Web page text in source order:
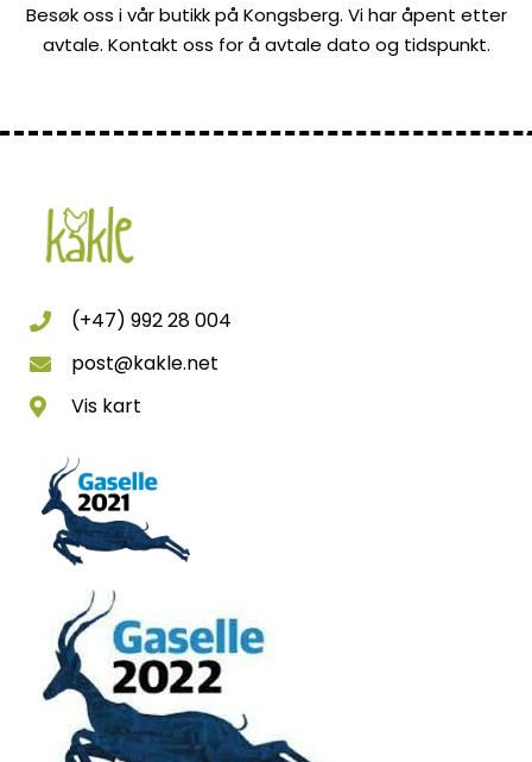
Besøk oss i vår butikk på Kongsberg. Vi har åpent etter
avtale. Kontakt oss for å avtale dato og tidspunkt.
(+47) 992 28 004
post@kakle.net
Vis kart